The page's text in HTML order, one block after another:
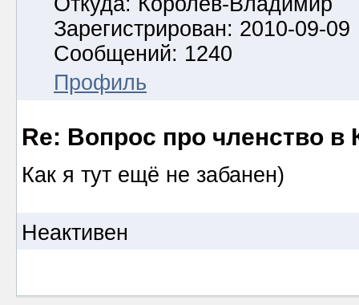
Зарегистрирован: 2010-09-09
Сообщений: 1240
Профиль
Re: Вопрос про членство в
Как я тут ещё не забанен)
Неактивен